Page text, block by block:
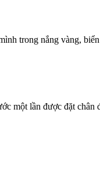
trong nắng vàng,
một lần được đặt chân